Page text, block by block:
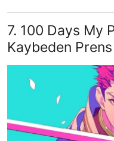
7. 100 Days My
Kaybeden Prens